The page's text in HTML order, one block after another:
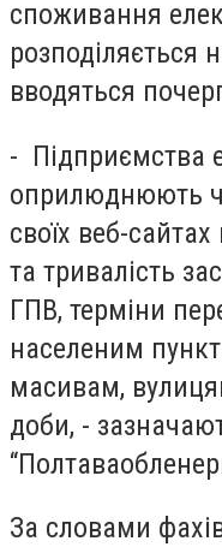
споживання
розподіляється
вводяться
- Підприємства
оприлюднюють
своїх веб-
та тривалість
ГПВ, терміни
населеним
масивам,
доби, -
За словами